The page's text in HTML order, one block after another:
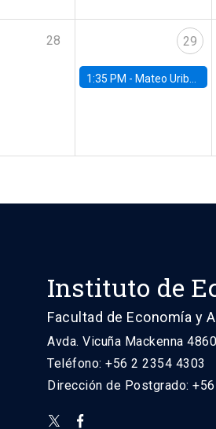
28 29
1:35 PM - Mateo Uribe-Castro, Universidad de los Andes (Colombia)
Instituto de
Facultad de Economía y
Avda. Vicuña Mackenna
Teléfono: +56 2 2354 4303
Dirección de Postgrado: